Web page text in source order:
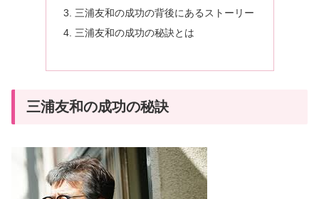
三浦友和の成功の背後にあるストーリー
三浦友和の成功の秘訣とは
三浦友和の成功の秘訣